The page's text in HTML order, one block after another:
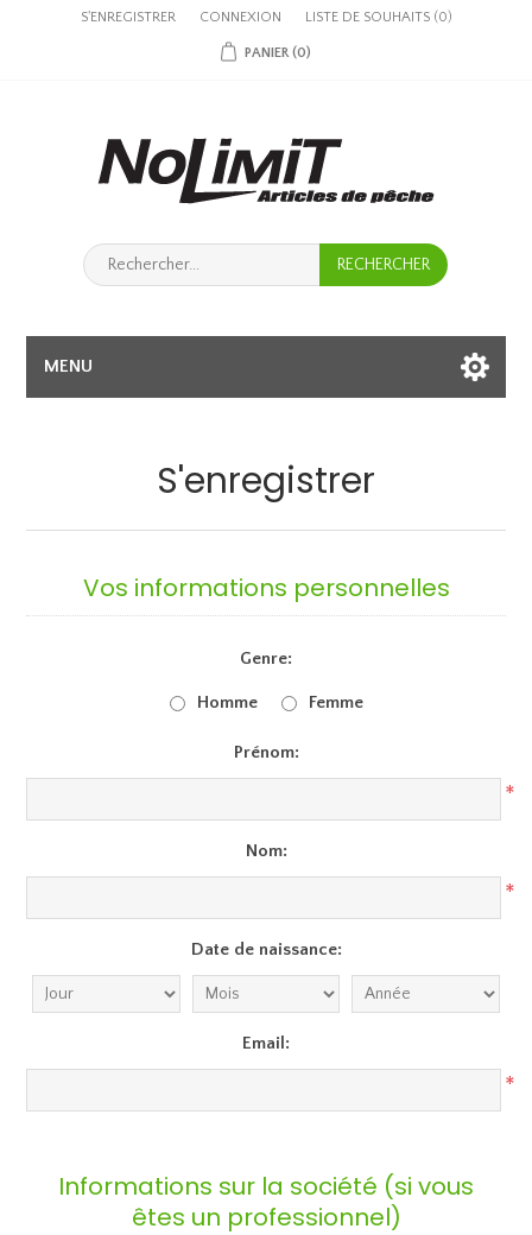
S'ENREGISTRER CONNEXION LISTE DE SOUHAITS (0)
PANIER (0)
MENU
S'enregistrer
Vos informations personnelles
Genre:
Homme Femme
Prénom:
*
Nom:
*
Date de naissance:
Email:
*
Informations sur la société (si vous
êtes un professionnel)